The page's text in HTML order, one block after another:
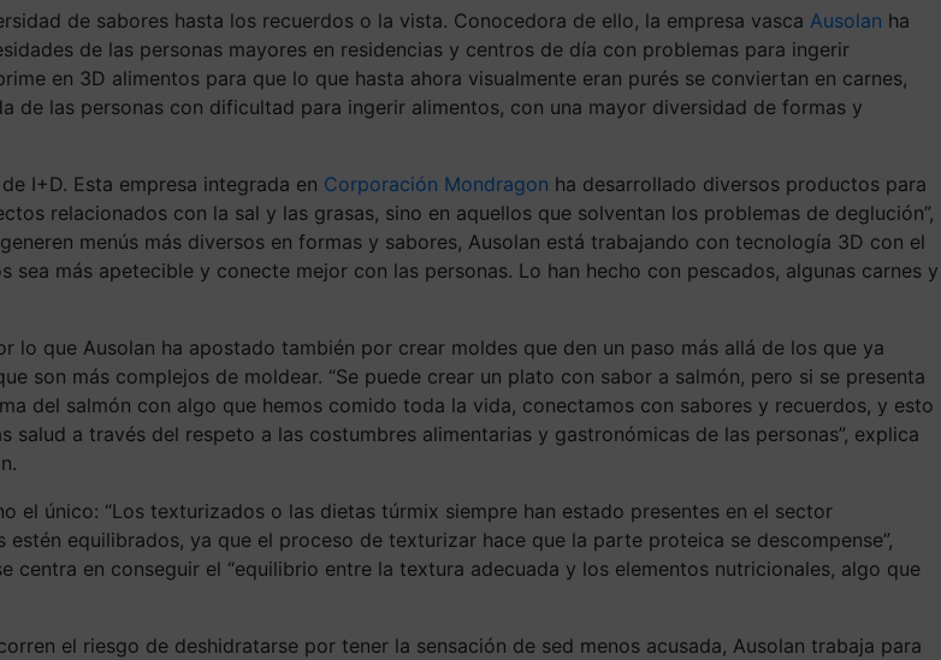
de sabores hasta los recuerdos o la vista. Conocedora de ello, la empresa vasca Ausolan ha
de las personas mayores en residencias y centros de día con problemas para ingerir
e en 3D alimentos para que lo que hasta ahora visualmente eran purés se conviertan en carnes,
de las personas con dificultad para ingerir alimentos, con una mayor diversidad de formas y
I+D. Esta empresa integrada en Corporación Mondragon ha desarrollado diversos productos para
relacionados con la sal y las grasas, sino en aquellos que solventan los problemas de deglución”,
generen menús más diversos en formas y sabores, Ausolan está trabajando con tecnología 3D con el
sea más apetecible y conecte mejor con las personas. Lo han hecho con pescados, algunas carnes y
lo que Ausolan ha apostado también por crear moldes que den un paso más allá de los que ya
son más complejos de moldear. “Se puede crear un plato con sabor a salmón, pero si se presenta
del salmón con algo que hemos comido toda la vida, conectamos con sabores y recuerdos, y esto
salud a través del respeto a las costumbres alimentarias y gastronómicas de las personas”, explica
.
el único: “L os texturizados o las dietas túrmix siempre han estado presentes en el sector
equilibrados, ya que el proceso de texturizar hace que la parte proteica se descompense”,
centra en conseguir el “equilibrio entre la textura adecuada y los elementos nutricionales, algo que
el riesgo de deshidratarse por tener la sensación de sed menos acusada, Ausolan trabaja para